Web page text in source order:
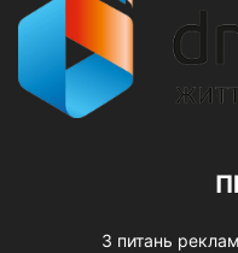
З питань